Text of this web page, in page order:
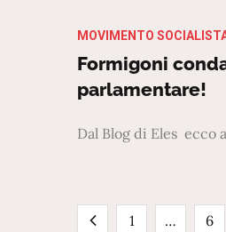
MOVIMENTO
Formigoni
parlamentare!
Dal Blog di Eles ecco
1 … 6